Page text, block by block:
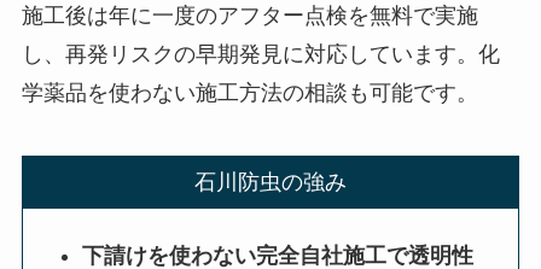
施工後は年に一度のアフター点検を無料で実施
し、再発リスクの早期発見に対応しています。化
学薬品を使わない施工方法の相談も可能です。
石川防虫の強み
下請けを使わない完全自社施工で透明性